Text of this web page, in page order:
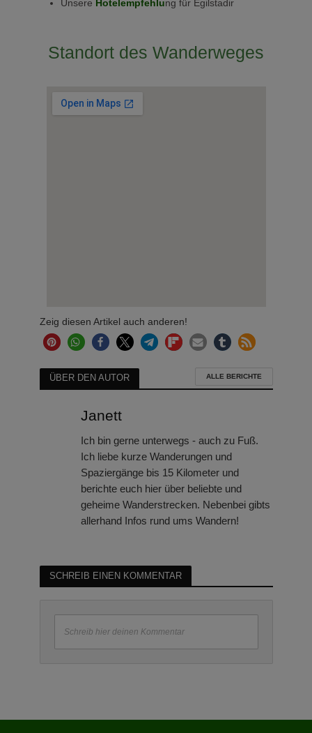
Unsere Hotelempfehlung für Egilstadir
Standort des Wanderweges
Zeig diesen Artikel auch anderen!
ÜBER DEN AUTOR ALLE BERICHTE
Janett
Ich bin gerne unterwegs - auch zu Fuß.
Ich liebe kurze Wanderungen und
Spaziergänge bis 15 Kilometer und
berichte euch hier über beliebte und
geheime Wanderstrecken. Nebenbei gibts
allerhand Infos rund ums Wandern!
SCHREIB EINEN KOMMENTAR
Schreib hier deinen Kommentar